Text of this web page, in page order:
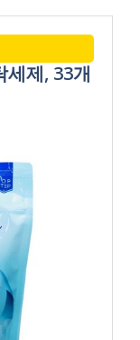
세제, 33개